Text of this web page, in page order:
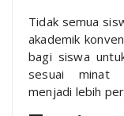
Tidak semua
akademik
bagi siswa
sesuai minat
menjadi lebih